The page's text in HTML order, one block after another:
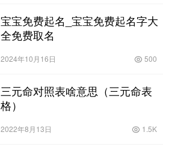
宝宝免费起名_宝宝免费起名字大
全免费取名
2024年10月16日 500
三元命对照表啥意思（三元命表
格）
2022年8月13日 1.5K